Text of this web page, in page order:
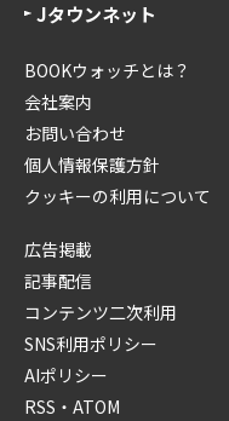
Jタウンネット
BOOKウォッチとは？
会社案内
お問い合わせ
個人情報保護方針
クッキーの利用について
広告掲載
記事配信
コンテンツ二次利用
SNS利用ポリシー
AIポリシー
RSS・ATOM